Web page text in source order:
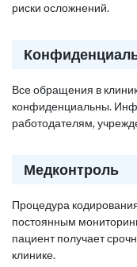
риски осложнений.
Все обращения в
конфиденциальны.
работодателям,
Медконтроль
Процедура
постоянным
пациент получает
клинике.